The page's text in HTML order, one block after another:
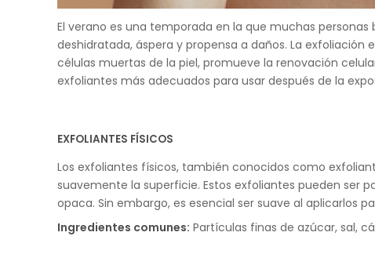
El verano es una temporada en la que muchas
deshidratada, áspera y propensa a daños. La
células muertas de la piel, promueve la renovación
exfoliantes más adecuados para usar después de la
EXFOLIANTES FÍSICOS
Los exfoliantes físicos, también conocidos como
suavemente la superficie. Estos exfoliantes pueden ser
opaca. Sin embargo, es esencial ser suave al aplicarlos
Ingredientes comunes: Partículas finas de azúcar, sal,